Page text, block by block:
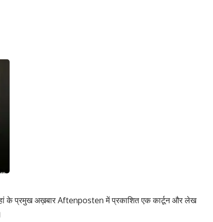
वहां के प्रमुख अख़बार Aftenposten में प्रकाशित एक कार्टून और लेख